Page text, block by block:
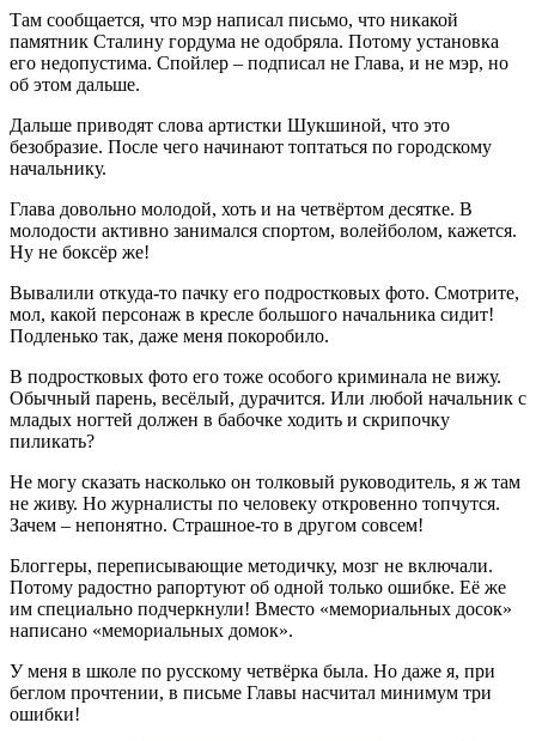
Там сообщается, что мэр написал письмо, что никакой
памятник Сталину гордума не одобряла. Потому установка
его недопустима. Спойлер – подписал не Глава, и не мэр, но
об этом дальше.
Дальше приводят слова артистки Шукшиной, что это
безобразие. После чего начинают топтаться по городскому
начальнику.
Глава довольно молодой, хоть и на четвёртом десятке. В
молодости активно занимался спортом, волейболом, кажется.
Ну не боксёр же!
Вывалили откуда-то пачку его подростковых фото. Смотрите,
мол, какой персонаж в кресле большого начальника сидит!
Подленько так, даже меня покоробило.
В подростковых фото его тоже особого криминала не вижу.
Обычный парень, весёлый, дурачится. Или любой начальник с
младых ногтей должен в бабочке ходить и скрипочку
пиликать?
Не могу сказать насколько он толковый руководитель, я ж там
не живу. Но журналисты по человеку откровенно топчутся.
Зачем – непонятно. Страшное-то в другом совсем!
Блоггеры, переписывающие методичку, мозг не включали.
Потому радостно рапортуют об одной только ошибке. Её же
им специально подчеркнули! Вместо «мемориальных досок»
написано «мемориальных домок».
У меня в школе по русскому четвёрка была. Но даже я, при
беглом прочтении, в письме Главы насчитал минимум три
ошибки!